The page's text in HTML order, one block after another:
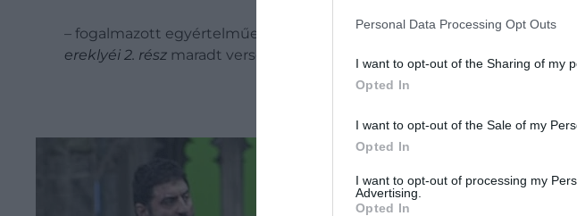
Personal Data Processing Opt Outs
I want to opt-out of the Sharing of my
Opted In
I want to opt-out of the Sale of my
Opted In
I want to opt-out of processing my
Advertising.
Opted In
– fogalmazott egyértelműen. A műsor játékos rendszerben, párosával
ereklyéi 2. rész maradt versenyben, Radcliffe pedig egyértelműen az